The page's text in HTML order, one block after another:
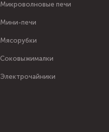
Микроволновые печи
Мини-печи
Мясорубки
Соковыжималки
Электрочайники